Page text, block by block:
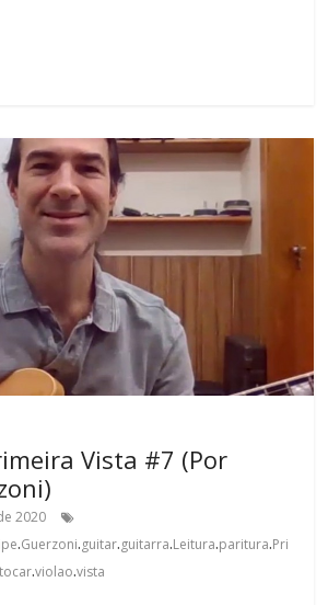
Vista #7 (Por
2020
.Guerzoni.guitar.guitarra.Leitura.paritura.Pri
tocar.violao.vista